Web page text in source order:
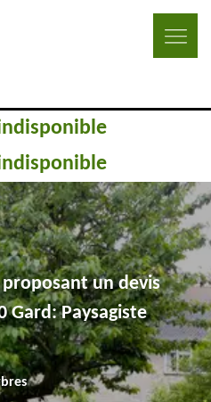
un devis
Paysagiste